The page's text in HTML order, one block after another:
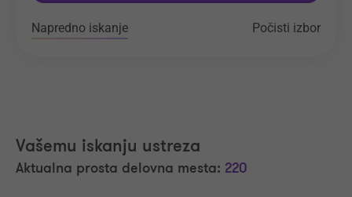
Napredno iskanje Počisti izbor
Vašemu iskanju ustreza
Aktualna prosta delovna mesta: 220